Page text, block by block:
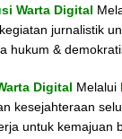
Warta Digital
jurnalistik
hukum &
Digital Melalui
kesejahteraan
untuk kemajuan